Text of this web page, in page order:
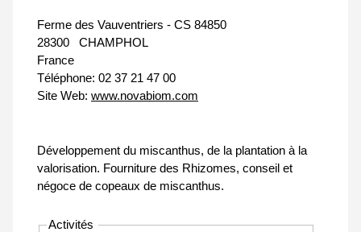
Ferme des Vauventriers - CS 84850
28300
CHAMPHOL
France
Téléphone: 02 37 21 47 00
Site Web: www.novabiom.com
Développement du miscanthus, de la plantation à la
valorisation. Fourniture des Rhizomes, conseil et
négoce de copeaux de miscanthus.
Activités